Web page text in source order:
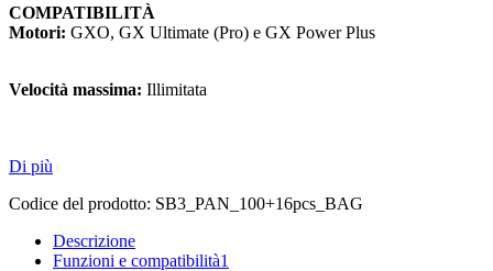
COMPATIBILITÀ
Motori: GXO, GX Ultimate (Pro) e GX Power Plus
Velocità massima: Illimitata
Di più
Codice del prodotto: SB3_PAN_100+16pcs_BAG
Descrizione
Funzioni e compatibilità1